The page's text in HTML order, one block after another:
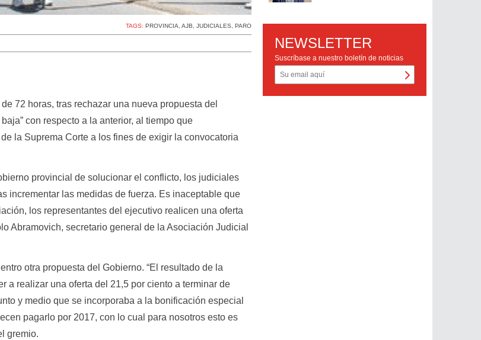
TAGS:PROVINCIA ,AJB ,JUDICIALES ,PARO
72 horas, tras rechazar una nueva propuesta del
con respecto a la anterior, al tiempo que
la Suprema Corte a los fines de exigir la convocatoria
provincial de solucionar el conflicto, los judiciales
incrementar las medidas de fuerza. Es inaceptable que
los representantes del ejecutivo realicen una oferta
Abramovich, secretario general de la Asociación Judicial
otra propuesta del Gobierno. “El resultado de la
a realizar una oferta del 21,5 por ciento a terminar de
y medio que se incorporaba a la bonificación especial
pagarlo por 2017, con lo cual para nosotros esto es
gremio.
NEWSLETTER
Suscríbase a nuestro boletín de noticias